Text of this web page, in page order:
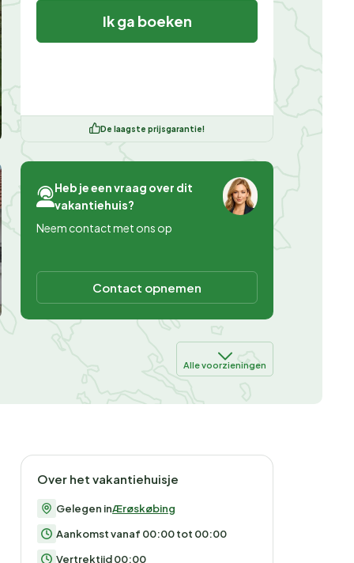
Ik ga boeken
De laagste prijsgarantie!
Heb je een vraag over dit
vakantiehuis?
Neem contact met ons op
Contact opnemen
Alle voorzieningen
Over het vakantiehuisje
Gelegen inÆrøskøbing
Aankomst vanaf 00:00 tot 00:00
Vertrektijd 00:00